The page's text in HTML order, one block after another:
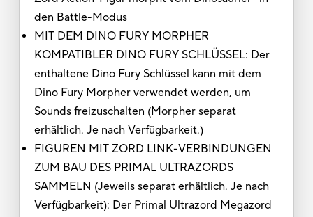
den Battle-Modus
MIT DEM DINO FURY MORPHER
KOMPATIBLER DINO FURY SCHLÜSSEL: Der
enthaltene Dino Fury Schlüssel kann mit dem
Dino Fury Morpher verwendet werden, um
Sounds freizuschalten (Morpher separat
erhältlich. Je nach Verfügbarkeit.)
FIGUREN MIT ZORD LINK-VERBINDUNGEN
ZUM BAU DES PRIMAL ULTRAZORDS
SAMMELN (Jeweils separat erhältlich. Je nach
Verfügbarkeit): Der Primal Ultrazord Megazord